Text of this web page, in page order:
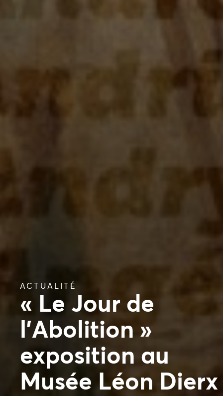
ACTUALITÉ
« Le Jour de
l’Abolition »
exposition au
Musée Léon Dierx